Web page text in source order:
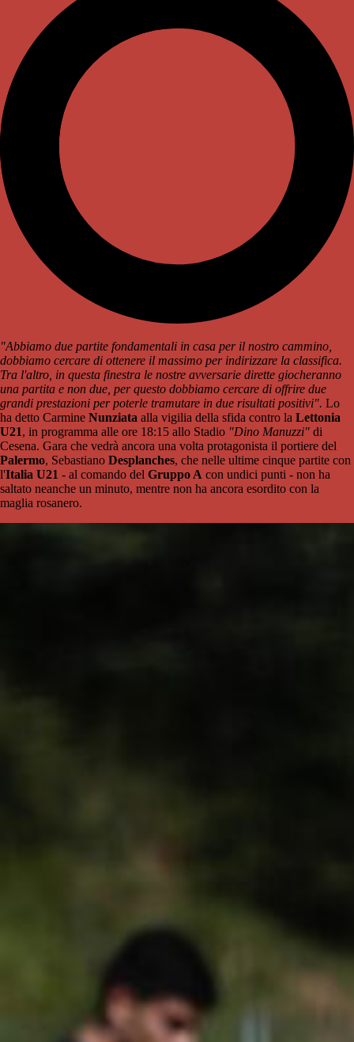
"Abbiamo due partite fondamentali in casa per il nostro cammino,
dobbiamo cercare di ottenere il massimo per indirizzare la classifica.
Tra l'altro, in questa finestra le nostre avversarie dirette giocheranno
una partita e non due, per questo dobbiamo cercare di offrire due
grandi prestazioni per poterle tramutare in due risultati positivi". Lo
ha detto Carmine Nunziata alla vigilia della sfida contro la Lettonia
U21, in programma alle ore 18:15 allo Stadio "Dino Manuzzi" di
Cesena. Gara che vedrà ancora una volta protagonista il portiere del
Palermo, Sebastiano Desplanches, che nelle ultime cinque partite con
l'Italia U21 - al comando del Gruppo A con undici punti - non ha
saltato neanche un minuto, mentre non ha ancora esordito con la
maglia rosanero.